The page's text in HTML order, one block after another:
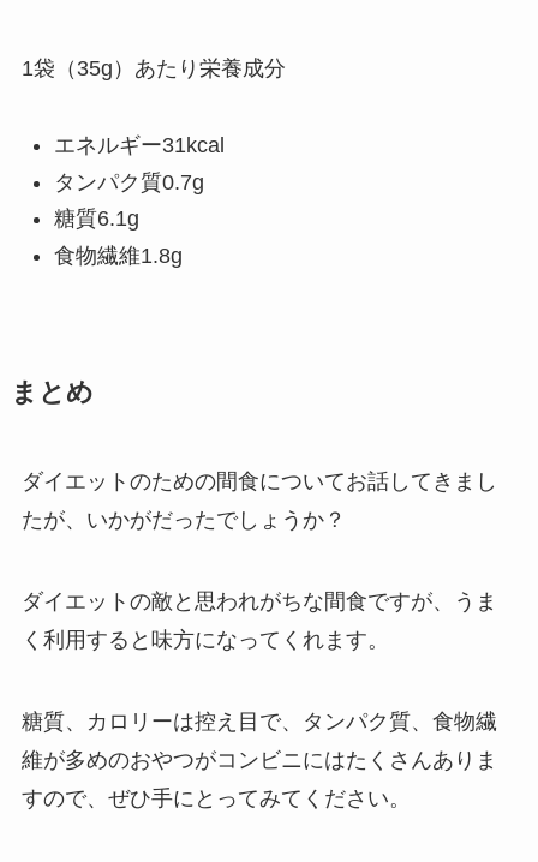
1袋（35g）あたり栄養成分
エネルギー31kcal
タンパク質0.7g
糖質6.1g
食物繊維1.8g
まとめ
ダイエットのための間食についてお話してきまし
たが、いかがだったでしょうか？
ダイエットの敵と思われがちな間食ですが、うま
く利用すると味方になってくれます。
糖質、カロリーは控え目で、タンパク質、食物繊
維が多めのおやつがコンビニにはたくさんありま
すので、ぜひ手にとってみてください。